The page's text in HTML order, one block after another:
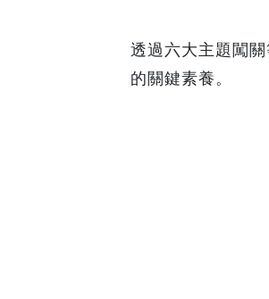
透過六大主題闖
的關鍵素養。